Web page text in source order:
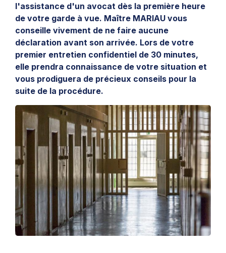
l'assistance d'un avocat dès la première heure
de votre garde à vue. Maître MARIAU vous
conseille vivement de ne faire aucune
déclaration avant son arrivée. Lors de votre
premier entretien confidentiel de 30 minutes,
elle prendra connaissance de votre situation et
vous prodiguera de précieux conseils pour la
suite de la procédure.